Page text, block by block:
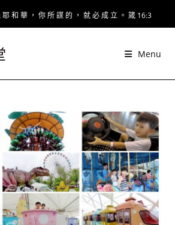
和 華 ， 你 所 謀 的 ， 就 必 成 立 。 箴 16:3
Menu